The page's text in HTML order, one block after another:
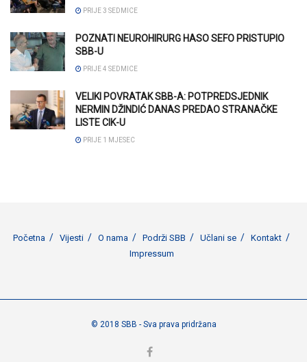
PRIJE 3 SEDMICE
POZNATI NEUROHIRURG HASO SEFO PRISTUPIO
SBB-U
PRIJE 4 SEDMICE
VELIKI POVRATAK SBB-A: POTPREDSJEDNIK
NERMIN DŽINDIĆ DANAS PREDAO STRANAČKE
LISTE CIK-U
PRIJE 1 MJESEC
Početna Vijesti O nama Podrži SBB Učlani se
Kontakt
Impressum
© 2018 SBB - Sva prava pridržana